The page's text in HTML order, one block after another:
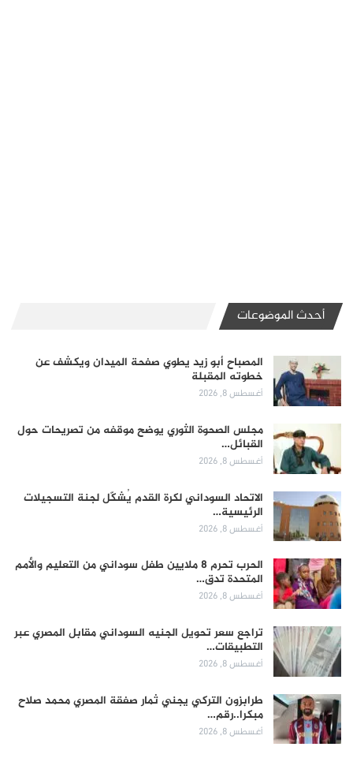
أحدث الموضوعات
المصباح أبو زيد يطوي صفحة الميدان ويكشف عن
خطوته المقبلة
أغسطس 8, 2026
مجلس الصحوة الثوري يوضح موقفه من تصريحات حول
القبائل…
أغسطس 8, 2026
الاتحاد السوداني لكرة القدم يُشكّل لجنة التسجيلات
الرئيسية…
أغسطس 8, 2026
الحرب تحرم 8 ملايين طفل سوداني من التعليم والأمم
المتحدة تدق…
أغسطس 8, 2026
تراجع سعر تحويل الجنيه السوداني مقابل المصري عبر
التطبيقات…
أغسطس 8, 2026
طرابزون التركي يجني ثمار صفقة المصري محمد صلاح
مبكرا..رقم…
أغسطس 8, 2026